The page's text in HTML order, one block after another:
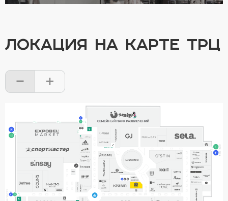
ЛОКАЦИЯ НА КАРТЕ ТРЦ